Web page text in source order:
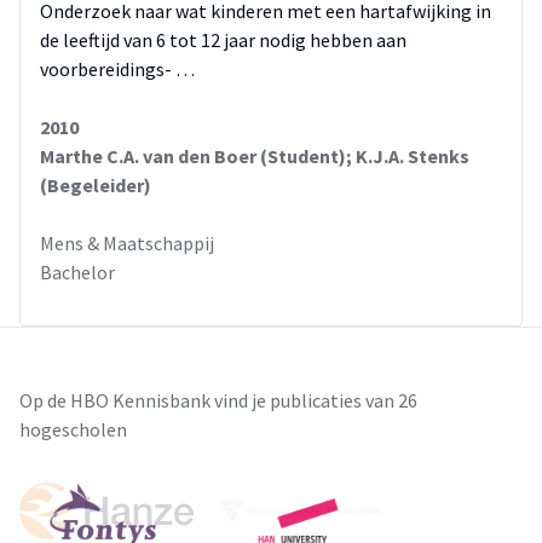
Onderzoek naar wat kinderen met een hartafwijking in
de leeftijd van 6 tot 12 jaar nodig hebben aan
voorbereidings- …
2010
Marthe C.A. van den Boer (Student); K.J.A. Stenks
(Begeleider)
Mens & Maatschappij
Bachelor
Op de HBO Kennisbank vind je publicaties van 26
hogescholen